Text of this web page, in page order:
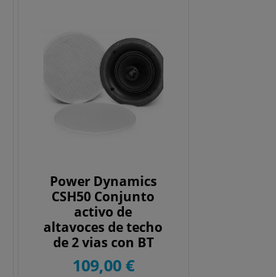
Power Dynamics
CSH50 Conjunto
activo de
altavoces de techo
de 2 vias con BT
100W 5,25"...
109,00 €